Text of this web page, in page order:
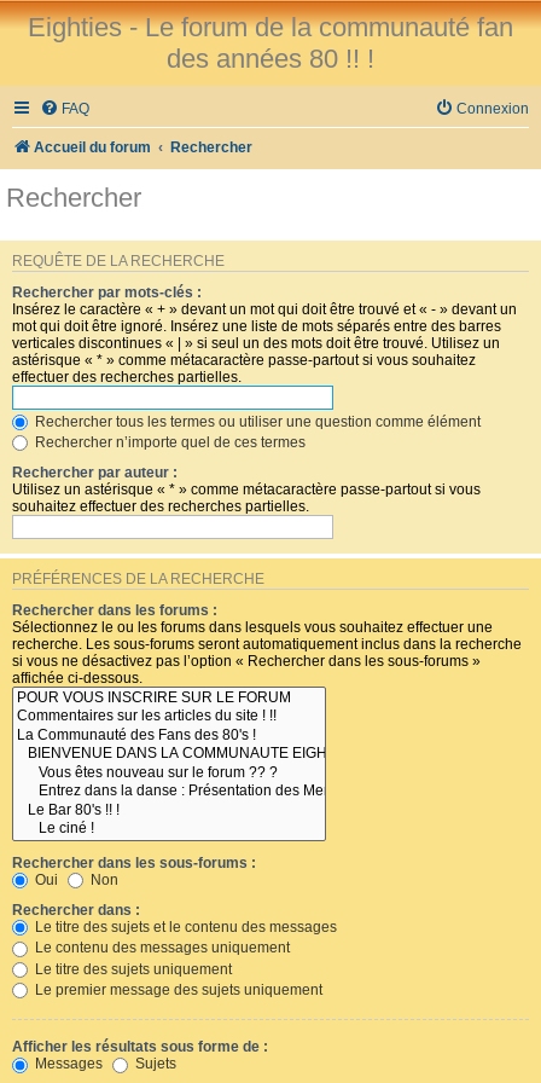
Eighties - Le forum de la communauté fan
des années 80 !! !
FAQ Connexion
Accueil du forum Rechercher
Rechercher
REQUÊTE DE LA RECHERCHE
Rechercher par mots-clés :
Insérez le caractère « + » devant un mot qui doit être trouvé et « - » devant un
mot qui doit être ignoré. Insérez une liste de mots séparés entre des barres
verticales discontinues « | » si seul un des mots doit être trouvé. Utilisez un
astérisque « * » comme métacaractère passe-partout si vous souhaitez
effectuer des recherches partielles.
Rechercher tous les termes ou utiliser une question comme élément
Rechercher n’importe quel de ces termes
Rechercher par auteur :
Utilisez un astérisque « * » comme métacaractère passe-partout si vous
souhaitez effectuer des recherches partielles.
PRÉFÉRENCES DE LA RECHERCHE
Rechercher dans les forums :
Sélectionnez le ou les forums dans lesquels vous souhaitez effectuer une
recherche. Les sous-forums seront automatiquement inclus dans la recherche
si vous ne désactivez pas l’option « Rechercher dans les sous-forums »
affichée ci-dessous.
Rechercher dans les sous-forums :
Oui
Non
Rechercher dans :
Le titre des sujets et le contenu des messages
Le contenu des messages uniquement
Le titre des sujets uniquement
Le premier message des sujets uniquement
Afficher les résultats sous forme de :
Messages
Sujets